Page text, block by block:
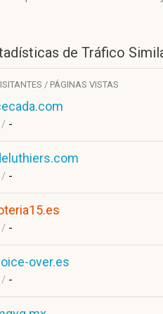
de Tráfico
/ PÁGINAS VISTAS
/ -
/ -
/ -
over.es
/ -